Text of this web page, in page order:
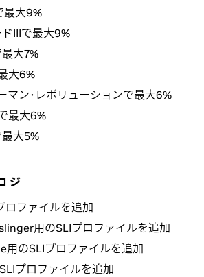
大9%
IIIで最大9%
大7%
大6%
マン･レボリューションで最大6%
最大6%
大5%
ジ
ロファイルを追加
用のSLIプロファイルを追加
のSLIプロファイルを追加
プロファイルを追加